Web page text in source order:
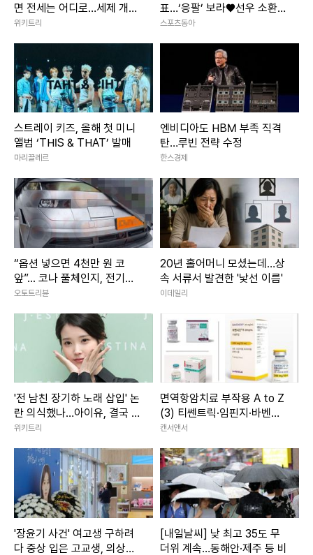
면 전세는 어디로…세제 개편
에 세입자 불안 커진다
위키트리
표…‘응팔’ 보라♥선우 소환
(나혼산)
스포츠동아
스트레이 키즈, 올해 첫 미니
앨범 ‘THIS & THAT’ 발매
마리끌레르
엔비디아도 HBM 부족 직격
탄…루빈 전략 수정
한스경제
“옵션 넣으면 4천만 원 코
앞”... 코나 풀체인지, 전기차
보다 비싸질까
오토트리뷴
20년 홀어머니 모셨는데…상
속 서류서 발견한 '낯선 이름'
이데일리
'전 남친 장기하 노래 삽입' 논
란 의식했나…아이유, 결국 배
경음 삭제
위키트리
면역항암치료 부작용 A to Z
(3) 티쎈트릭·임핀지·바벤시
오
캔서앤서
'장윤기 사건' 여고생 구하려
다 중상 입은 고교생, 의상자
[내일날씨] 낮 최고 35도 무
더위 계속…동해안·제주 등 비